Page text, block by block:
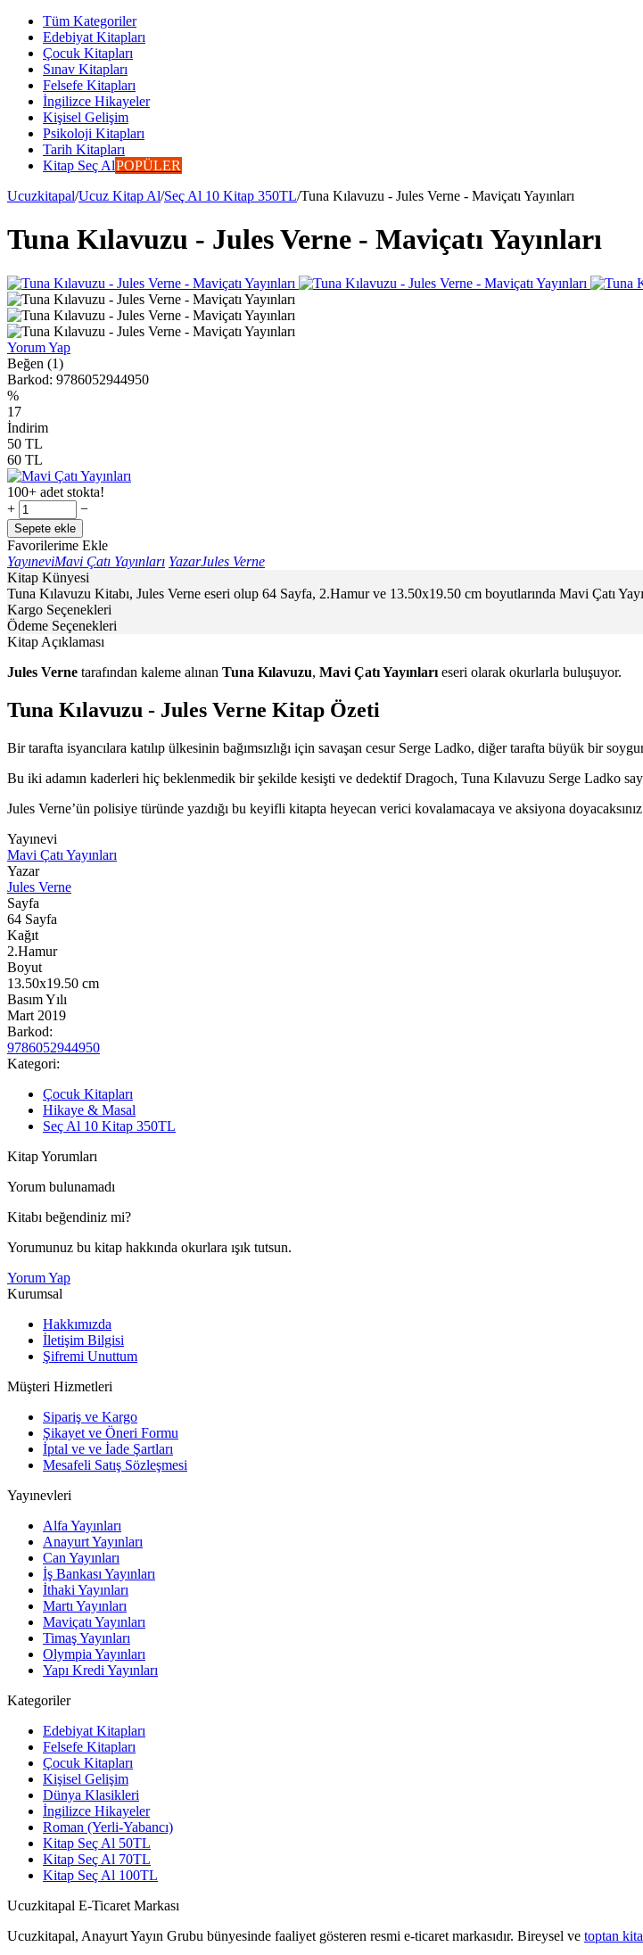
Tüm Kategoriler
Edebiyat Kitapları
Çocuk Kitapları
Sınav Kitapları
Felsefe Kitapları
İngilizce Hikayeler
Kişisel Gelişim
Psikoloji Kitapları
Tarih Kitapları
Kitap Seç AlPOPÜLER
Ucuzkitapal/Ucuz Kitap Al/Seç Al 10 Kitap 350TL/Tuna Kılavuzu - Jules Verne - Maviçatı Yayınları
Tuna Kılavuzu - Jules Verne - Maviçatı Yayınları
Yorum Yap
Beğen (1)
Barkod: 9786052944950
%
17
İndirim
50 TL
60 TL
100+ adet stokta!
+
−
Sepete ekle
Favorilerime Ekle
YayıneviMavi Çatı Yayınları YazarJules Verne
Kitap Künyesi
Tuna Kılavuzu Kitabı, Jules Verne eseri olup 64 Sayfa, 2.Hamur ve 13.50x19.50 cm boyutlarında Mavi Çatı
Kargo Seçenekleri
Ödeme Seçenekleri
Kitap Açıklaması
Jules Verne tarafından kaleme alınan Tuna Kılavuzu, Mavi Çatı Yayınları eseri olarak okurlarla buluşuyor.
Tuna Kılavuzu - Jules Verne Kitap Özeti
Bir tarafta isyancılara katılıp ülkesinin bağımsızlığı için savaşan cesur Serge Ladko, diğer tarafta büyük bir
Bu iki adamın kaderleri hiç beklenmedik bir şekilde kesişti ve dedektif Dragoch, Tuna Kılavuzu Serge Ladko
Jules Verne’ün polisiye türünde yazdığı bu keyifli kitapta heyecan verici kovalamacaya ve aksiyona
Yayınevi
Mavi Çatı Yayınları
Yazar
Jules Verne
Sayfa
64 Sayfa
Kağıt
2.Hamur
Boyut
13.50x19.50 cm
Basım Yılı
Mart 2019
Barkod:
9786052944950
Kategori:
Çocuk Kitapları
Hikaye & Masal
Seç Al 10 Kitap 350TL
Kitap Yorumları
Yorum bulunamadı
Kitabı beğendiniz mi?
Yorumunuz bu kitap hakkında okurlara ışık tutsun.
Yorum Yap
Kurumsal
Hakkımızda
İletişim Bilgisi
Şifremi Unuttum
Müşteri Hizmetleri
Sipariş ve Kargo
Şikayet ve Öneri Formu
İptal ve ve İade Şartları
Mesafeli Satış Sözleşmesi
Yayınevleri
Alfa Yayınları
Anayurt Yayınları
Can Yayınları
İş Bankası Yayınları
İthaki Yayınları
Martı Yayınları
Maviçatı Yayınları
Timaş Yayınları
Olympia Yayınları
Yapı Kredi Yayınları
Kategoriler
Edebiyat Kitapları
Felsefe Kitapları
Çocuk Kitapları
Kişisel Gelişim
Dünya Klasikleri
İngilizce Hikayeler
Roman (Yerli-Yabancı)
Kitap Seç Al 50TL
Kitap Seç Al 70TL
Kitap Seç Al 100TL
Ucuzkitapal E-Ticaret Markası
Ucuzkitapal, Anayurt Yayın Grubu bünyesinde faaliyet gösteren resmi e-ticaret markasıdır. Bireysel ve toptan